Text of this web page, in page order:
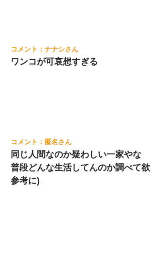
ナナシ
ワンコが可哀想すぎる
匿名
同じ人間なのか疑わしい一家やな
普段どんな生活してんのか調べて
参考に)